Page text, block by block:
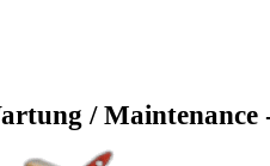
/ Maintenance